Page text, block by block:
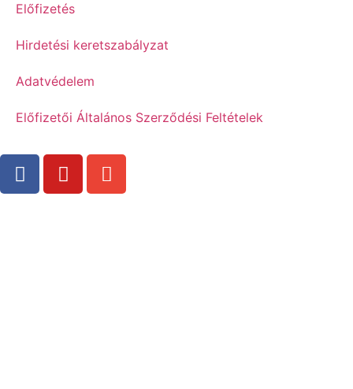
Előfizetés
Hirdetési keretszabályzat
Adatvédelem
Előfizetői Általános Szerződési Feltételek